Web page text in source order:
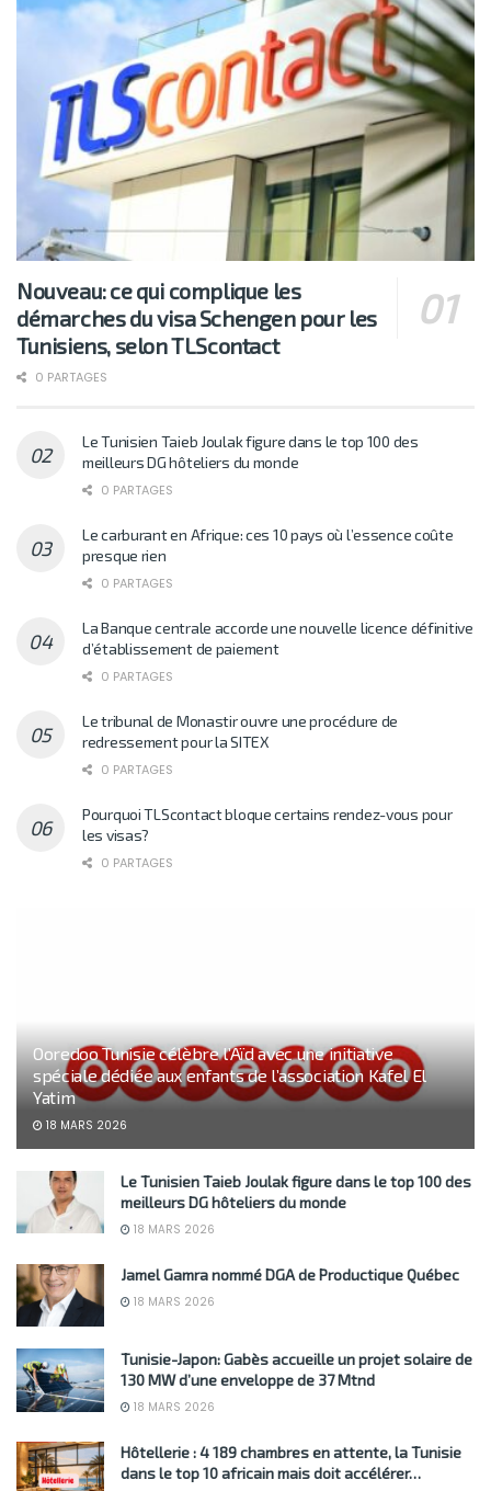
Nouveau: ce qui complique les
démarches du visa Schengen pour les
Tunisiens, selon TLScontact
0 PARTAGES
Le Tunisien Taieb Joulak figure dans le top 100 des
meilleurs DG hôteliers du monde
0 PARTAGES
Le carburant en Afrique: ces 10 pays où l’essence coûte
presque rien
0 PARTAGES
La Banque centrale accorde une nouvelle licence définitive
d’établissement de paiement
0 PARTAGES
Le tribunal de Monastir ouvre une procédure de
redressement pour la SITEX
0 PARTAGES
Pourquoi TLScontact bloque certains rendez-vous pour
les visas?
0 PARTAGES
Ooredoo Tunisie célèbre l’Aïd avec une initiative
spéciale dédiée aux enfants de l’association Kafel El
Yatim
18 MARS 2026
Le Tunisien Taieb Joulak figure dans le top 100 des
meilleurs DG hôteliers du monde
18 MARS 2026
Jamel Gamra nommé DGA de Productique Québec
18 MARS 2026
Tunisie-Japon: Gabès accueille un projet solaire de
130 MW d’une enveloppe de 37 Mtnd
18 MARS 2026
Hôtellerie : 4 189 chambres en attente, la Tunisie
dans le top 10 africain mais doit accélérer…